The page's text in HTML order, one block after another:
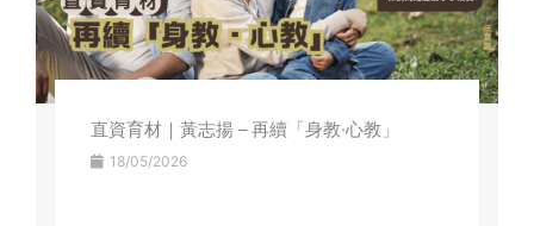
直資育材｜黃志揚 – 再續「身教·心教」
18/05/2026